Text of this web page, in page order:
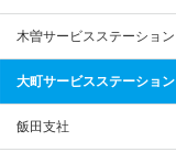
木曽サービスステーション
大町サービスステーション
飯田支社